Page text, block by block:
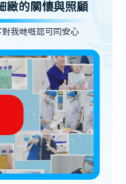
緻的關懷與照顧
我哋嘅認可同安心